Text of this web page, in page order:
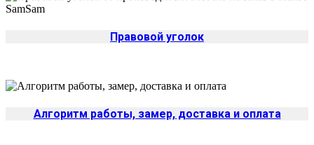
Правовой уголок
Алгоритм работы, замер, доставка и оплата